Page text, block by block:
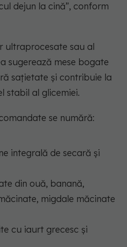
dejun la cină”, conform
ultraprocesate sau al
sugerează mese bogate
sațietate și contribuie la
stabil al glicemiei.
se numără:
integrală de secară și
din ouă, banană,
migdale măcinate
cu iaurt grecesc și